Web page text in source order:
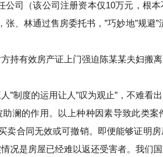
司（该公司注册资本仅10万元，根
、林通过售房委托书，”巧妙地”规避
持有效房产证上门强迫陈某某夫妇搬
”制度的运用让人”叹为观止”，不难看
澜的作用。以上种种因素导致此类
合同无效或可撤销。即便能够证明
况是房屋已经难以返还受害者。我们